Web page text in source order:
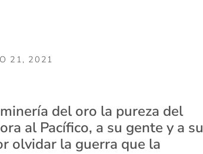
21, 2021
del oro la pureza del
al Pacífico, a su gente y a su
olvidar la guerra que la